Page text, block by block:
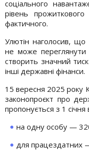
соціального
рівень
фактичного.
Улютін наголосив, що
не може переглянути
створить значний
інші державні фінанси.
15 вересня 2025 року
законопроєкт про
пропонується з 1
на одну особу —
для працездатних